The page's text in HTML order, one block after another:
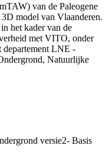
van de Paleogene
model van Vlaanderen.
het kader van de
met VITO, onder
LNE -
Natuurlijke
versie2- Basis